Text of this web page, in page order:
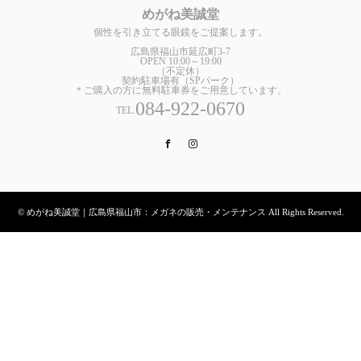
めがね美誠堂
個性を引き立てる眼鏡をご提案します。
広島県福山市延広町3-7
OPEN 10:00～19:00
（不定休）
契約駐車場有（SPパーク）
＊ご購入の方に無料駐車券をご用意しています。
TEL.084-922-0670
Facebook
© めがね美誠堂｜広島県福山市：メガネの販売・メンテナンス All Rights Reserved.